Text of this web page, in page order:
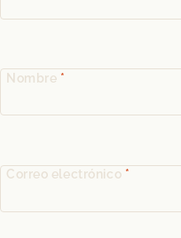
Nombre *
Correo electrónico *